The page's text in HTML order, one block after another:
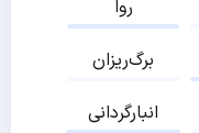
روا
برگ‌ریزان
انبارگردانی